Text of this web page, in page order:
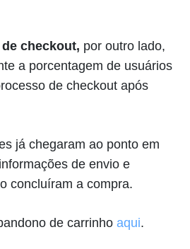
checkout, por outro lado,
a porcentagem de usuários
de checkout após
já chegaram ao ponto em
de envio e
concluíram a compra.
de carrinho aqui.